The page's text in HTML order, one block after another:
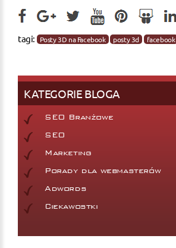
tagi: Posty 3D na Facebook posty 3d facebook
KATEGORIE BLOGA
SEO Branżowe
SEO
Marketing
Porady dla webmasterów
Adwords
Ciekawostki